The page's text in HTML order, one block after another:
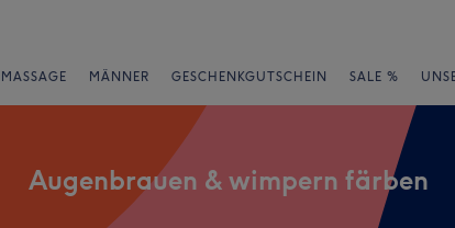
MASSAGE MÄNNER GESCHENKGUTSCHEIN SALE %
Augenbrauen & wimpern färben